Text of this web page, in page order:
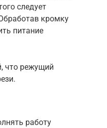
следует
кромку
питание
что режущий
работу